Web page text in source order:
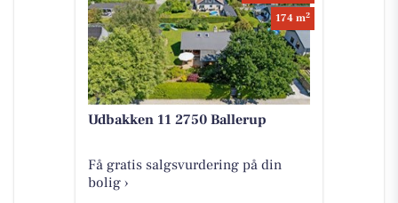
174 m2
Udbakken 11 2750 Ballerup
Få gratis salgsvurdering på din
bolig ›